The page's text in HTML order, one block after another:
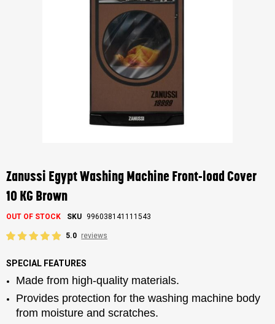
the
beginning
of
the
images
Zanussi Egypt Washing Machine Front-load Cover
10 KG Brown
OUT OF STOCK SKU 996038141111543
5.0 reviews
SPECIAL FEATURES
Made from high-quality materials.
Provides protection for the washing machine body
from moisture and scratches.